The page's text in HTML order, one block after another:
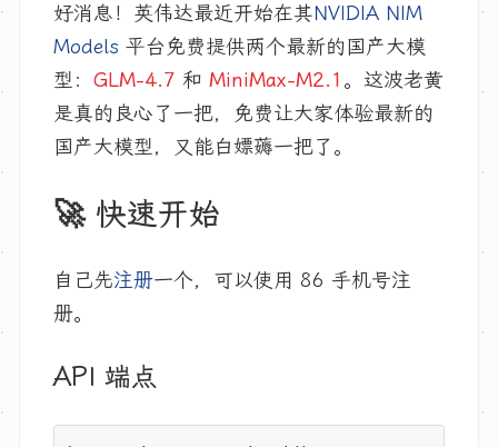
好消息！英伟达最近开始在其NVIDIA NIM
Models 平台免费提供两个最新的国产大模
型： GLM-4.7 和 MiniMax-M2.1 。这波老黄
是真的良心了一把，免费让大家体验最新的
国产大模型，又能白嫖薅一把了。
🚀 快速开始
自己先注册一个，可以使用 86 手机号注
册。
API 端点